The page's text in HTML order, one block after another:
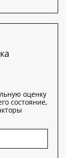
оценку
состояние,